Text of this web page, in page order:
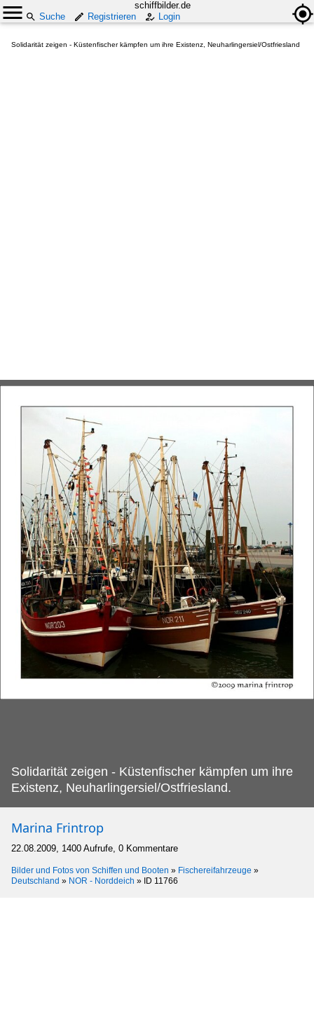
schiffbilder.de
Suche
Registrieren Login
Solidarität zeigen - Küstenfischer kämpfen um ihre Existenz, Neuharlingersiel/Ostfriesland
Solidarität zeigen - Küstenfischer kämpfen um ihre
Existenz, Neuharlingersiel/Ostfriesland.
Marina Frintrop
22.08.2009, 1400 Aufrufe, 0 Kommentare
Bilder und Fotos von Schiffen und Booten » Fischereifahrzeuge »
Deutschland » NOR - Norddeich » ID 11766